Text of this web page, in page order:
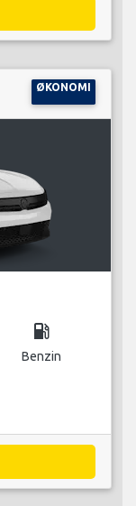
ØKONOMI
local_gas_station
Benzin